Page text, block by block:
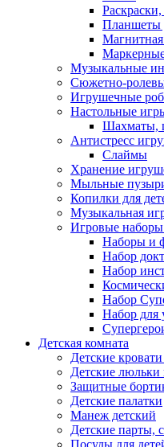
Планшеты
Магнитная
Музыкальные
Сюжетно-
Игрушечные
Настольные
Шахматы,
Антистресс
Слаймы
Хранение
Мыльные
Копилки для
Музыкальная
Игровые
Наборы и
Набор
Набор
Hабор
Набор для
Детская комната
Детские
Детские люльки
Защитные
Детские палатки
Манеж детский
Детские парты,
Посуды для